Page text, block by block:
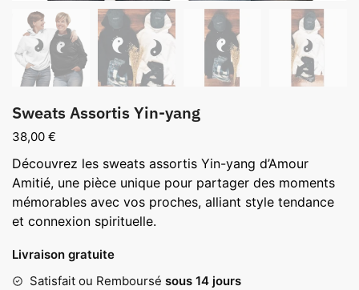
Sweats Assortis Yin-yang
38,00 €
Découvrez les sweats assortis Yin-yang d’Amour
Amitié, une pièce unique pour partager des moments
mémorables avec vos proches, alliant style tendance
et connexion spirituelle.
Livraison gratuite
Satisfait ou Remboursé sous 14 jours